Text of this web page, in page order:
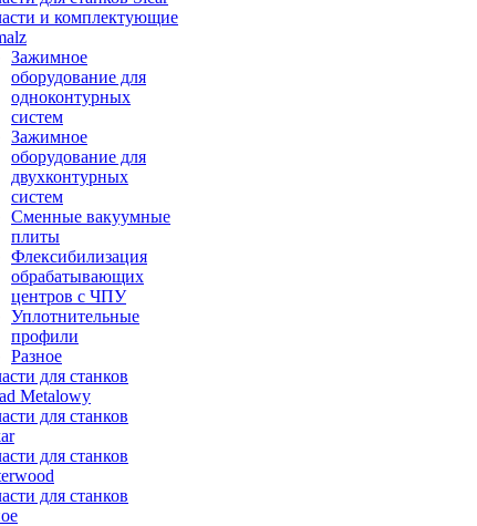
и комплектующие
Зажимное
оборудование для
одноконтурных
систем
Зажимное
оборудование для
двухконтурных
систем
Сменные вакуумные
плиты
Флексибилизация
обрабатывающих
центров с ЧПУ
Уплотнительные
профили
Разное
для станков
Metalowy
для станков
для станков
для станков